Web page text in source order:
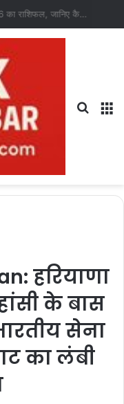
हरियाणा
के बास
सेना
का लंबी